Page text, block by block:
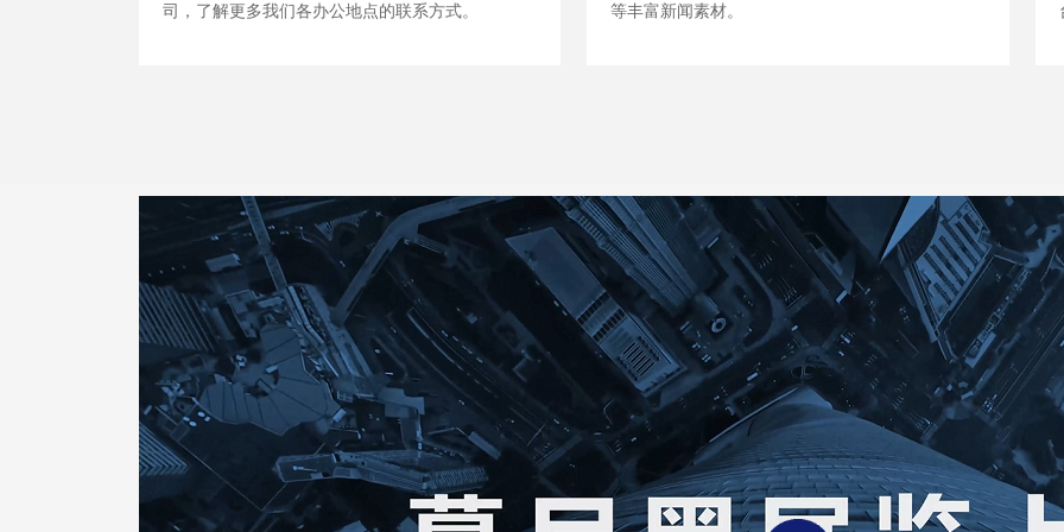
司，了解更多我们各办公地点的联系方式。 等丰富新闻素材。